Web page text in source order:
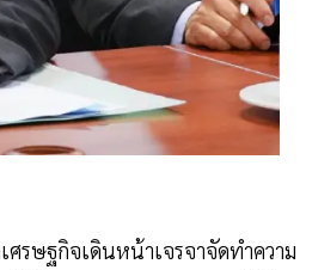
ศรษฐกิจเดินหน้าเจรจาจัดทำความ